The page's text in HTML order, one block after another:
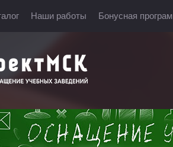
Наши работы Бонусная